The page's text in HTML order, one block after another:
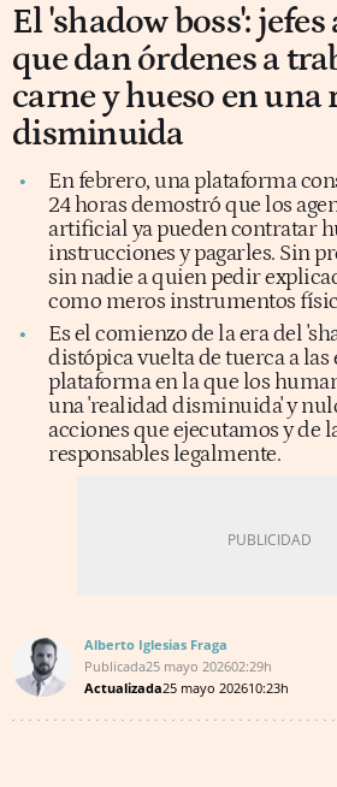
El 'shadow boss':
que dan órdenes a
carne y hueso en una
disminuida
En febrero, una plataforma
24 horas demostró que los
artificial ya pueden contratar
instrucciones y pagarles. Sin
sin nadie a quien pedir
como meros instrumentos
Es el comienzo de la era del
distópica vuelta de tuerca a las
plataforma en la que los
una 'realidad disminuida' y
acciones que ejecutamos y de
responsables legalmente.
Alberto Iglesias Fraga
Publicada25 mayo 202602:29h
Actualizada25 mayo 202610:23h